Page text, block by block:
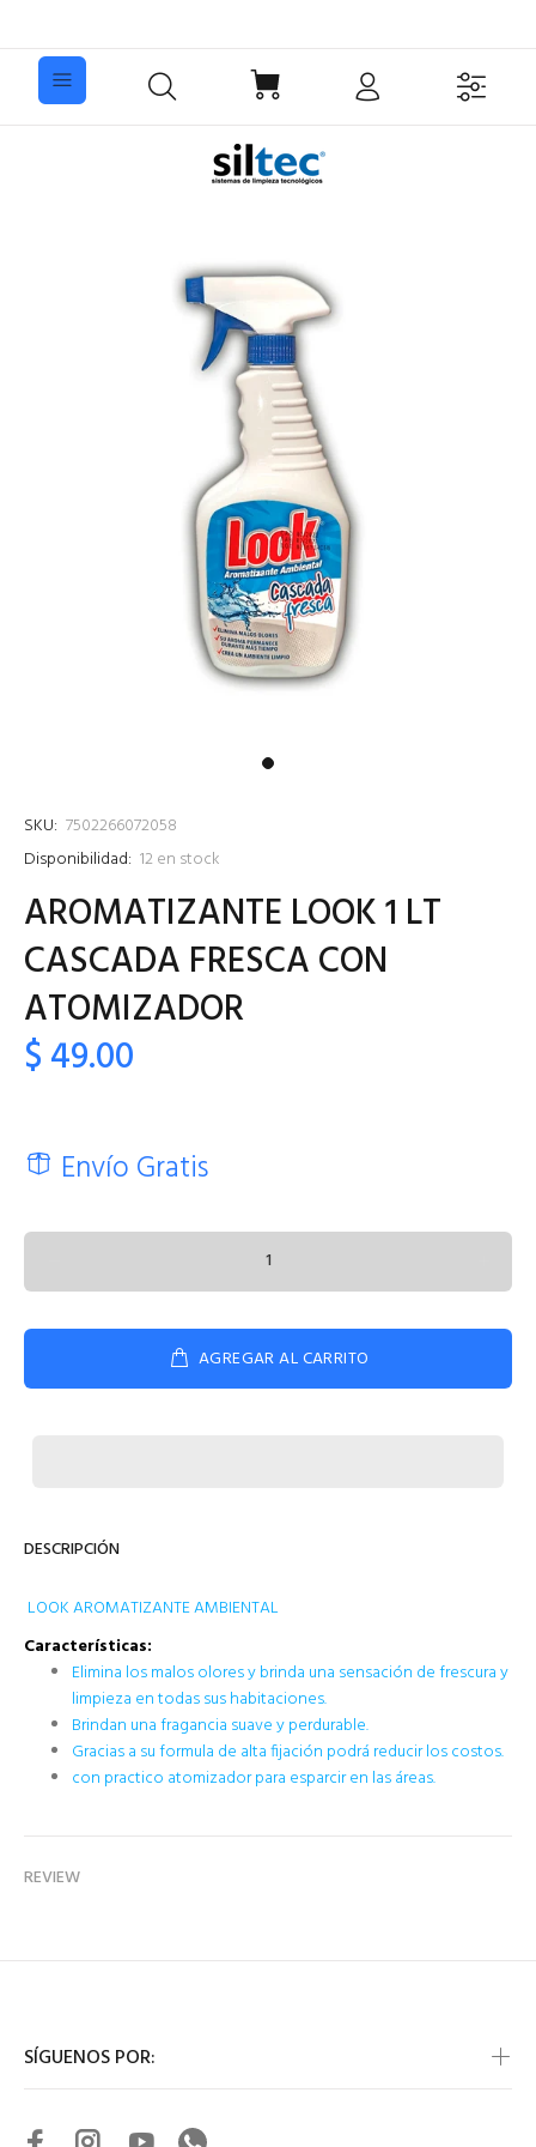
SKU: 7502266072058
Disponibilidad: 12 en stock
AROMATIZANTE LOOK 1 LT
CASCADA FRESCA CON
ATOMIZADOR
$ 49.00
Envío Gratis
AGREGAR AL CARRITO
DESCRIPCIÓN
LOOK AROMATIZANTE AMBIENTAL
Características:
Elimina los malos olores y brinda una sensación de frescura y
limpieza en todas sus habitaciones.
Brindan una fragancia suave y perdurable.
Gracias a su formula de alta fijación podrá reducir los costos.
con practico atomizador para esparcir en las áreas.
REVIEW
SÍGUENOS POR: